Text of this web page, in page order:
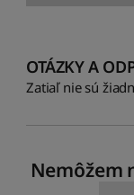
OTÁZKY A
Zatiaľ nie sú
Nemôžem